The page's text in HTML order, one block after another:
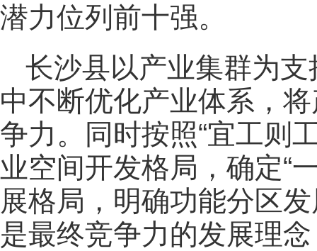
潜力位列前十强。
长沙县以产业集群为支
中不断优化产业体系，
争力。同时按照“宜工则
业空间开发格局，确定“
展格局，明确功能分区
是最终竞争力的发展理